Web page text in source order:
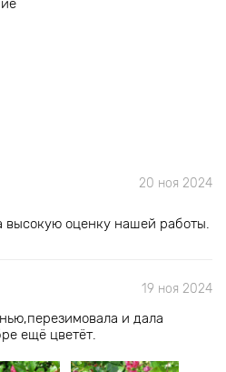
20 ноя 2024
высокую оценку нашей работы.
19 ноя 2024
и дала
ещё цветёт.